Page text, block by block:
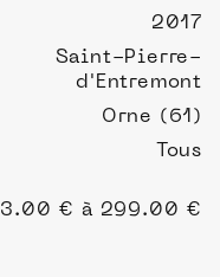
2017
Saint-Pierre-
d'Entremont
Orne (61)
Tous
3.00 € à 299.00 €